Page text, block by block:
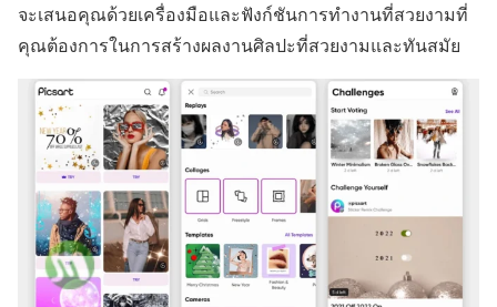
จะเสนอคุณด้วยเครื่องมือและฟังก์ชันการทำงานที่สวยงามที่
คุณต้องการในการสร้างผลงานศิลปะที่สวยงามและทันสมัย